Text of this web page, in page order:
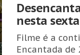
nesta sexta
Filme é a
Encantada de